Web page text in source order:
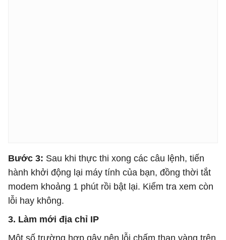
Bước 3: Sau khi thực thi xong các câu lệnh, tiến
hành khởi động lại máy tính của bạn, đồng thời tắt
modem khoảng 1 phút rồi bật lại. Kiểm tra xem còn
lỗi hay không.
3. Làm mới địa chỉ IP